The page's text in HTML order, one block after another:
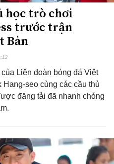
học trò chơi
trước trận
Bản
Liên đoàn bóng đá Việt
Hang-seo cùng các cầu thủ
đăng tải đã nhanh chóng